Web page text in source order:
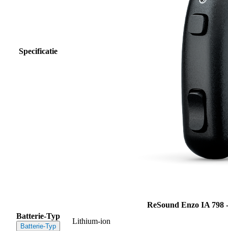
Specificatie
ReSound Enzo IA
Batterie-Typ
Batterie-Typ
Lithium-ion